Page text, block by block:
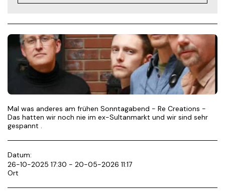
Mal was anderes am frühen Sonntagabend - Re Creations -
Das hatten wir noch nie im ex-Sultanmarkt und wir sind sehr
gespannt .
Datum:
26-10-2025 17:30 - 20-05-2026 11:17
Ort